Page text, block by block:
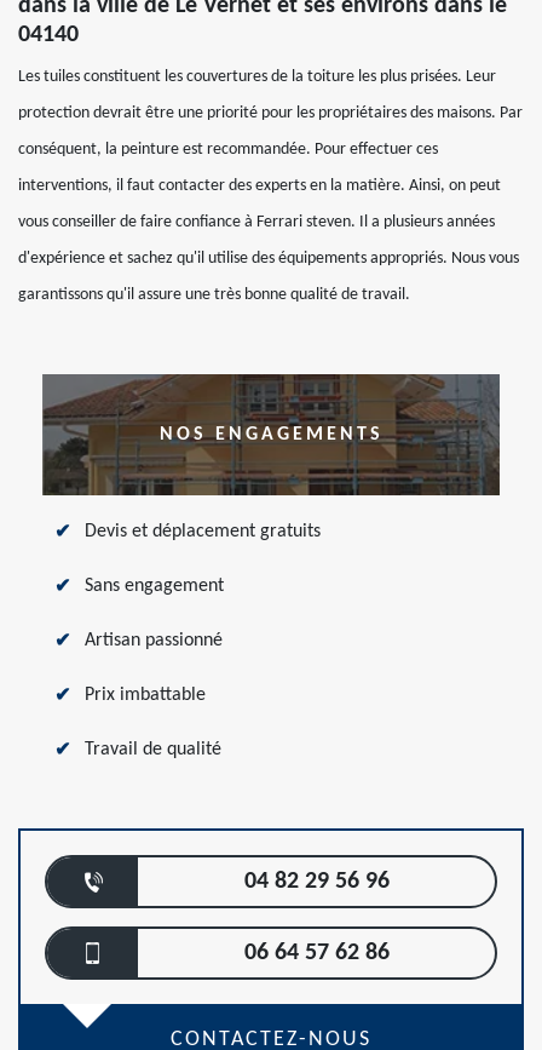
dans la ville de Le Vernet et ses environs dans le
04140
Les tuiles constituent les couvertures de la toiture les plus prisées. Leur
protection devrait être une priorité pour les propriétaires des maisons. Par
conséquent, la peinture est recommandée. Pour effectuer ces
interventions, il faut contacter des experts en la matière. Ainsi, on peut
vous conseiller de faire confiance à Ferrari steven. Il a plusieurs années
d'expérience et sachez qu'il utilise des équipements appropriés. Nous vous
garantissons qu'il assure une très bonne qualité de travail.
NOS ENGAGEMENTS
Devis et déplacement gratuits
Sans engagement
Artisan passionné
Prix imbattable
Travail de qualité
04 82 29 56 96
06 64 57 62 86
CONTACTEZ-NOUS